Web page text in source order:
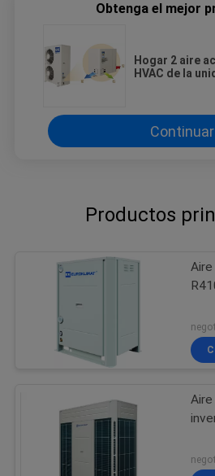
Obtenga el mejor
Hogar 2 aire
HVAC de la
Continuar
Productos